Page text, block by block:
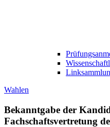
Wahlen
Bekanntgabe der
Fachschaftsvertretung